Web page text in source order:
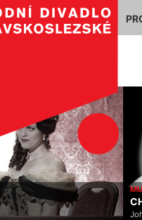
John